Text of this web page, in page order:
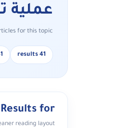
عملية
for this topic.
41 results
Results for "عملية تكميم المعدة"
reading layout.